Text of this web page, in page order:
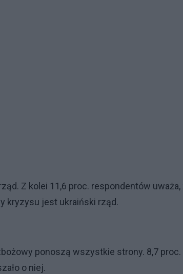
Z kolei 11,6 proc. respondentów uważa,
kryzysu jest ukraiński rząd.
ponoszą wszystkie strony. 8,7 proc.
o niej.